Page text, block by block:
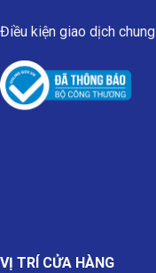
Điều kiện giao dịch chung
VỊ TRÍ CỬA HÀNG